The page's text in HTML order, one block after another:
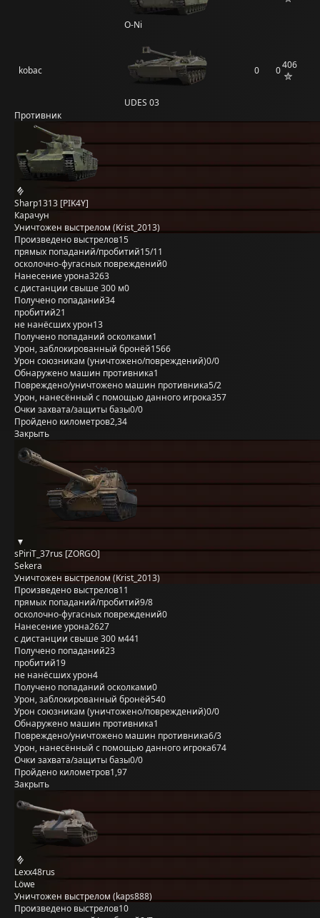
O-Ni
kobac
UDES 03
0 0406
Противник
Sharp1313 [PIK4Y]
Карачун
Уничтожен выстрелом (Krist_2013)
Произведено выстрелов15
прямых попаданий/пробитий15/11
осколочно-фугасных повреждений0
Нанесение урона3263
с дистанции свыше 300 м0
Получено попаданий34
пробитий21
не нанёсших урон13
Получено попаданий осколками1
Урон, заблокированный бронёй1566
Урон союзникам (уничтожено/повреждений)0/0
Обнаружено машин противника1
Повреждено/уничтожено машин противника5/2
Урон, нанесённый с помощью данного игрока357
Очки захвата/защиты базы0/0
Пройдено километров2,34
Закрыть
sPiriT_37rus [ZORGO]
Sekera
Уничтожен выстрелом (Krist_2013)
Произведено выстрелов11
прямых попаданий/пробитий9/8
осколочно-фугасных повреждений0
Нанесение урона2627
с дистанции свыше 300 м441
Получено попаданий23
пробитий19
не нанёсших урон4
Получено попаданий осколками0
Урон, заблокированный бронёй540
Урон союзникам (уничтожено/повреждений)0/0
Обнаружено машин противника1
Повреждено/уничтожено машин противника6/3
Урон, нанесённый с помощью данного игрока674
Очки захвата/защиты базы0/0
Пройдено километров1,97
Закрыть
Lexx48rus
Löwe
Уничтожен выстрелом (kaps888)
Произведено выстрелов10